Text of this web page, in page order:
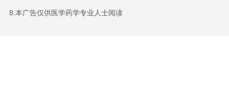
8.本广告仅供医学药学专业人士阅读